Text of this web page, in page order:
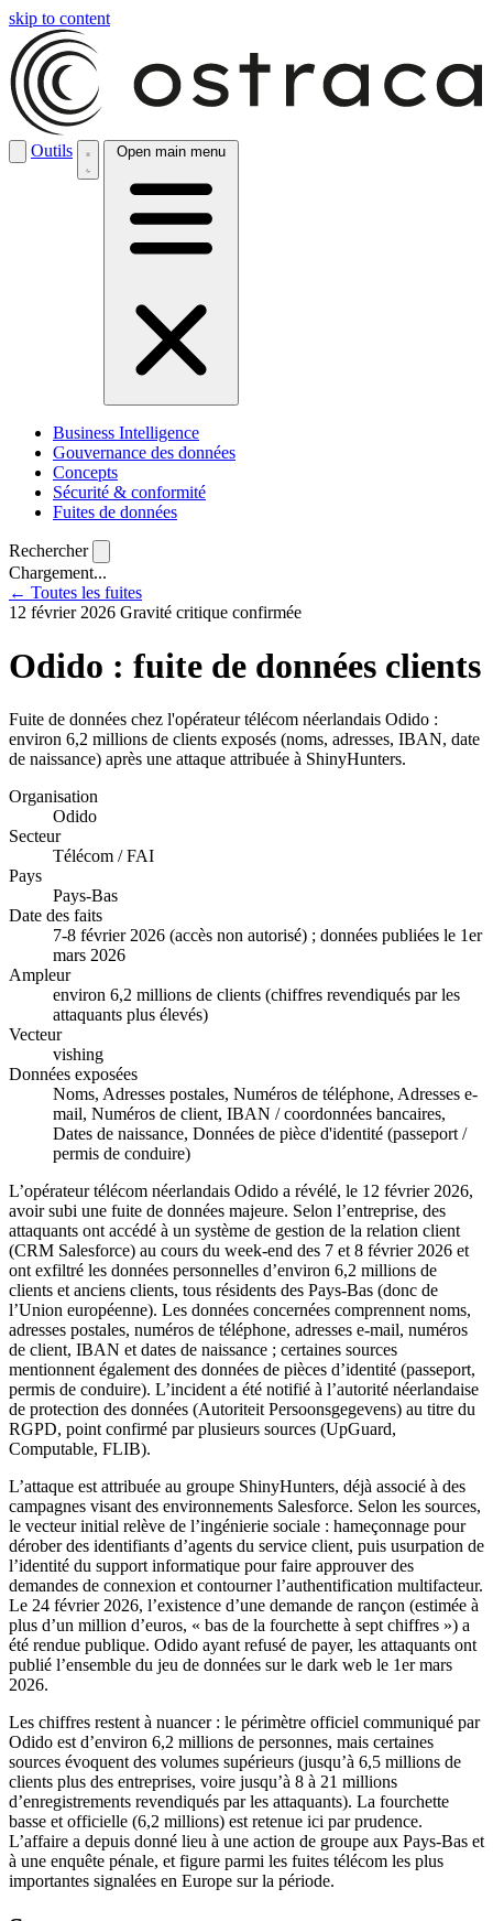
skip to content
Outils Open main menu
Business Intelligence
Gouvernance des données
Concepts
Sécurité & conformité
Fuites de données
Rechercher
Chargement...
← Toutes les fuites
12 février 2026 Gravité critique confirmée
Odido : fuite de données clients
Fuite de données chez l'opérateur télécom néerlandais Odido :
environ 6,2 millions de clients exposés (noms, adresses, IBAN, date
de naissance) après une attaque attribuée à ShinyHunters.
Organisation
Odido
Secteur
Télécom / FAI
Pays
Pays-Bas
Date des faits
7-8 février 2026 (accès non autorisé) ; données publiées le 1er
mars 2026
Ampleur
environ 6,2 millions de clients (chiffres revendiqués par les
attaquants plus élevés)
Vecteur
vishing
Données exposées
Noms, Adresses postales, Numéros de téléphone, Adresses e-
mail, Numéros de client, IBAN / coordonnées bancaires,
Dates de naissance, Données de pièce d'identité (passeport /
permis de conduire)
L’opérateur télécom néerlandais Odido a révélé, le 12 février 2026,
avoir subi une fuite de données majeure. Selon l’entreprise, des
attaquants ont accédé à un système de gestion de la relation client
(CRM Salesforce) au cours du week-end des 7 et 8 février 2026 et
ont exfiltré les données personnelles d’environ 6,2 millions de
clients et anciens clients, tous résidents des Pays-Bas (donc de
l’Union européenne). Les données concernées comprennent noms,
adresses postales, numéros de téléphone, adresses e-mail, numéros
de client, IBAN et dates de naissance ; certaines sources
mentionnent également des données de pièces d’identité (passeport,
permis de conduire). L’incident a été notifié à l’autorité néerlandaise
de protection des données (Autoriteit Persoonsgegevens) au titre du
RGPD, point confirmé par plusieurs sources (UpGuard,
Computable, FLIB).
L’attaque est attribuée au groupe ShinyHunters, déjà associé à des
campagnes visant des environnements Salesforce. Selon les sources,
le vecteur initial relève de l’ingénierie sociale : hameçonnage pour
dérober des identifiants d’agents du service client, puis usurpation de
l’identité du support informatique pour faire approuver des
demandes de connexion et contourner l’authentification multifacteur.
Le 24 février 2026, l’existence d’une demande de rançon (estimée à
plus d’un million d’euros, « bas de la fourchette à sept chiffres ») a
été rendue publique. Odido ayant refusé de payer, les attaquants ont
publié l’ensemble du jeu de données sur le dark web le 1er mars
2026.
Les chiffres restent à nuancer : le périmètre officiel communiqué par
Odido est d’environ 6,2 millions de personnes, mais certaines
sources évoquent des volumes supérieurs (jusqu’à 6,5 millions de
clients plus des entreprises, voire jusqu’à 8 à 21 millions
d’enregistrements revendiqués par les attaquants). La fourchette
basse et officielle (6,2 millions) est retenue ici par prudence.
L’affaire a depuis donné lieu à une action de groupe aux Pays-Bas et
à une enquête pénale, et figure parmi les fuites télécom les plus
importantes signalées en Europe sur la période.